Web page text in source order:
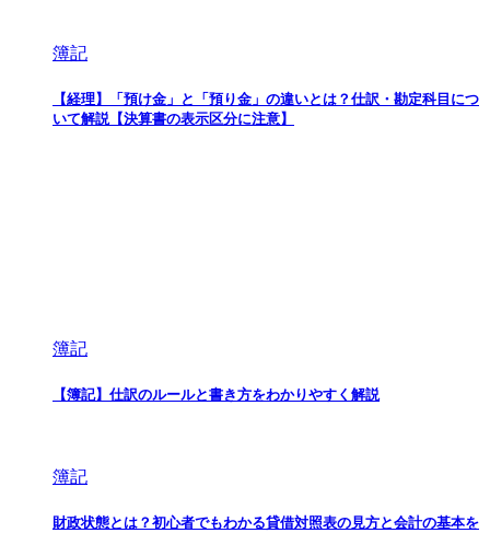
簿記
【経理】「預け金」と「預り金」の違いとは？仕訳・勘定科目につ
いて解説【決算書の表示区分に注意】
簿記
【簿記】仕訳のルールと書き方をわかりやすく解説
簿記
財政状態とは？初心者でもわかる貸借対照表の見方と会計の基本を